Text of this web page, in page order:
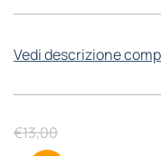
Vedi descrizione
€13,00